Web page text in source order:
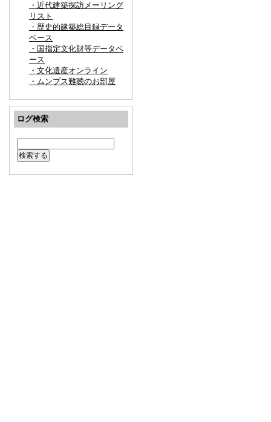
・近代建築探訪メーリング
リスト
・歴史的建築総目録データ
ベース
・国指定文化財等データベ
ース
・文化遺産オンライン
・ムンプス難聴のお部屋
ログ検索